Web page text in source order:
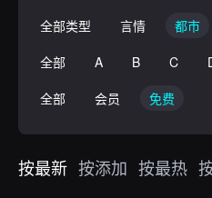
全部类型
言情 都市
全部
A B C
全部
会员 免费
按最新 按添加 按最热